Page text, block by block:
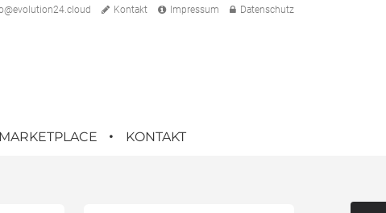
Kontakt Impressum Datenschutz
KONTAKT